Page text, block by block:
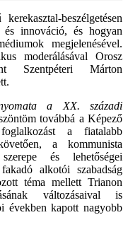
kerekasztal-beszélgetésen
innováció, és hogyan
megjelenésével.
moderálásával Orosz
Szentpéteri Márton
a XX. századi
továbbá a Képező
a fiatalabb
a kommunista
és lehetőségei
alkotói szabadság
téma mellett Trianon
változásaival is
években kapott nagyobb